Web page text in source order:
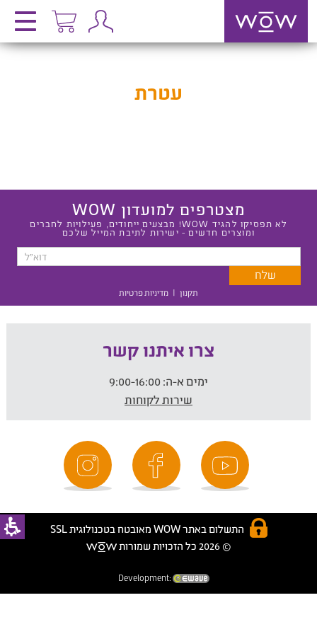
עטרת
מצטרפים למועדון WOW
לא תפסיקו להגיד WOW! מבצעים ייחודים, פעילויות לחברים
ומוצרים חדשים - ישירות לתיבת המייל שלכם
תקנון | מדיניות פרטיות
צרו איתנו קשר
ימים א-ה:
שירות לקוחות
התשלום באתר WOW מאובטח בטכנולוגית SSL
© 2026 כל הזכויות שמורות
Development: